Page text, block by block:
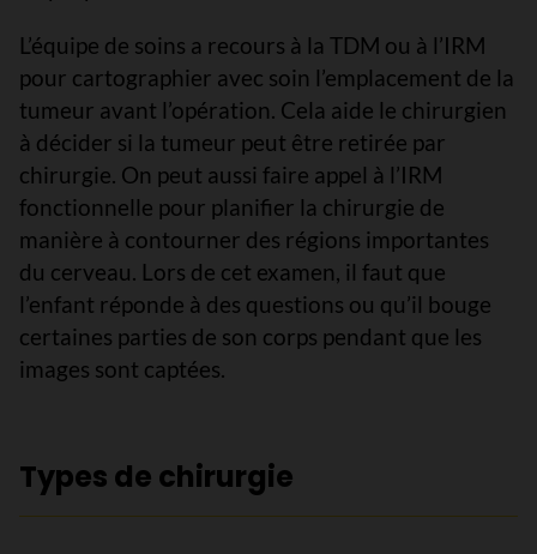
L’équipe de soins a recours à la TDM ou à l’IRM
pour cartographier avec soin l’emplacement de la
tumeur avant l’opération. Cela aide le chirurgien
à décider si la tumeur peut être retirée par
chirurgie. On peut aussi faire appel à l’IRM
fonctionnelle pour planifier la chirurgie de
manière à contourner des régions importantes
du cerveau. Lors de cet examen, il faut que
l’enfant réponde à des questions ou qu’il bouge
certaines parties de son corps pendant que les
images sont captées.
Types de chirurgie